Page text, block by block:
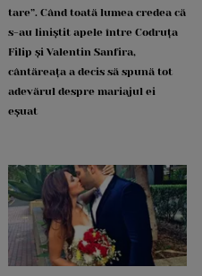
tare”. Când toată lumea credea că
s-au liniștit apele între Codruța
Filip și Valentin Sanfira,
cântăreața a decis să spună tot
adevărul despre mariajul ei
eșuat